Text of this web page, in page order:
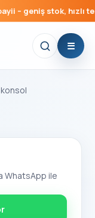
– geniş stok, hızlı
WhatsApp ile